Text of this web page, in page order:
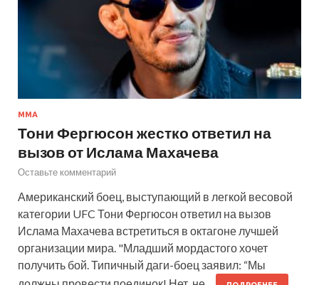
MMA
Тони Фергюсон жестко ответил на
вызов от Ислама Махачева
Оставьте комментарий
Американский боец, выступающий в легкой весовой
категории UFC Тони Фергюсон ответил на вызов
Ислама Махачева встретиться в октагоне лучшей
организации мира. "Младший мордастого хочет
получить бой. Типичный даги-боец заявил: “Мы